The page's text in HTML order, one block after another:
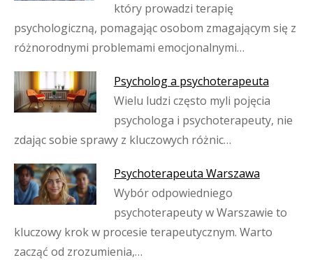
który prowadzi terapię
psychologiczną, pomagając osobom zmagającym się z
różnorodnymi problemami emocjonalnymi…
Psycholog a psychoterapeuta
Wielu ludzi często myli pojęcia
psychologa i psychoterapeuty, nie
zdając sobie sprawy z kluczowych różnic…
Psychoterapeuta Warszawa
Wybór odpowiedniego
psychoterapeuty w Warszawie to
kluczowy krok w procesie terapeutycznym. Warto
zacząć od zrozumienia,…